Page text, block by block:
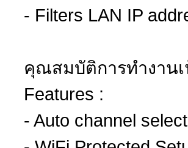
- Filters LAN IP
คุณสมบัติการทำงาน
Features :
- Auto channel